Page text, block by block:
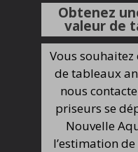
Obtenez
valeur de
Vous
de tableaux
nous
priseurs se
Nouvelle
l’estimation